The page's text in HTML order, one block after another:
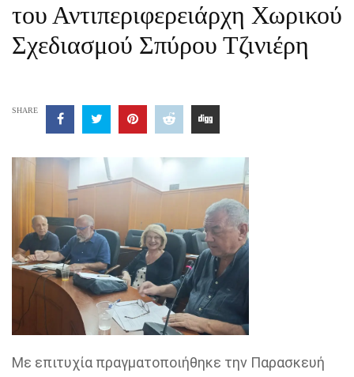
του Αντιπεριφερειάρχη Χωρικού
Σχεδιασμού Σπύρου Τζινιέρη
SHARE
Με επιτυχία πραγματοποιήθηκε την Παρασκευή